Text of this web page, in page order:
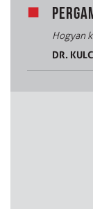
Hogyan
DR.